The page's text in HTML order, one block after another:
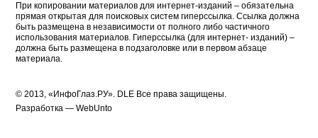
При копировании материалов для интернет-изданий – обязательна
прямая открытая для поисковых систем гиперссылка. Ссылка должна
быть размещена в независимости от полного либо частичного
использования материалов. Гиперссылка (для интернет- изданий) –
должна быть размещена в подзаголовке или в первом абзаце
материала.
© 2013, «ИнфоГлаз.РУ». DLE Все права защищены.
Разработка —WebUnto